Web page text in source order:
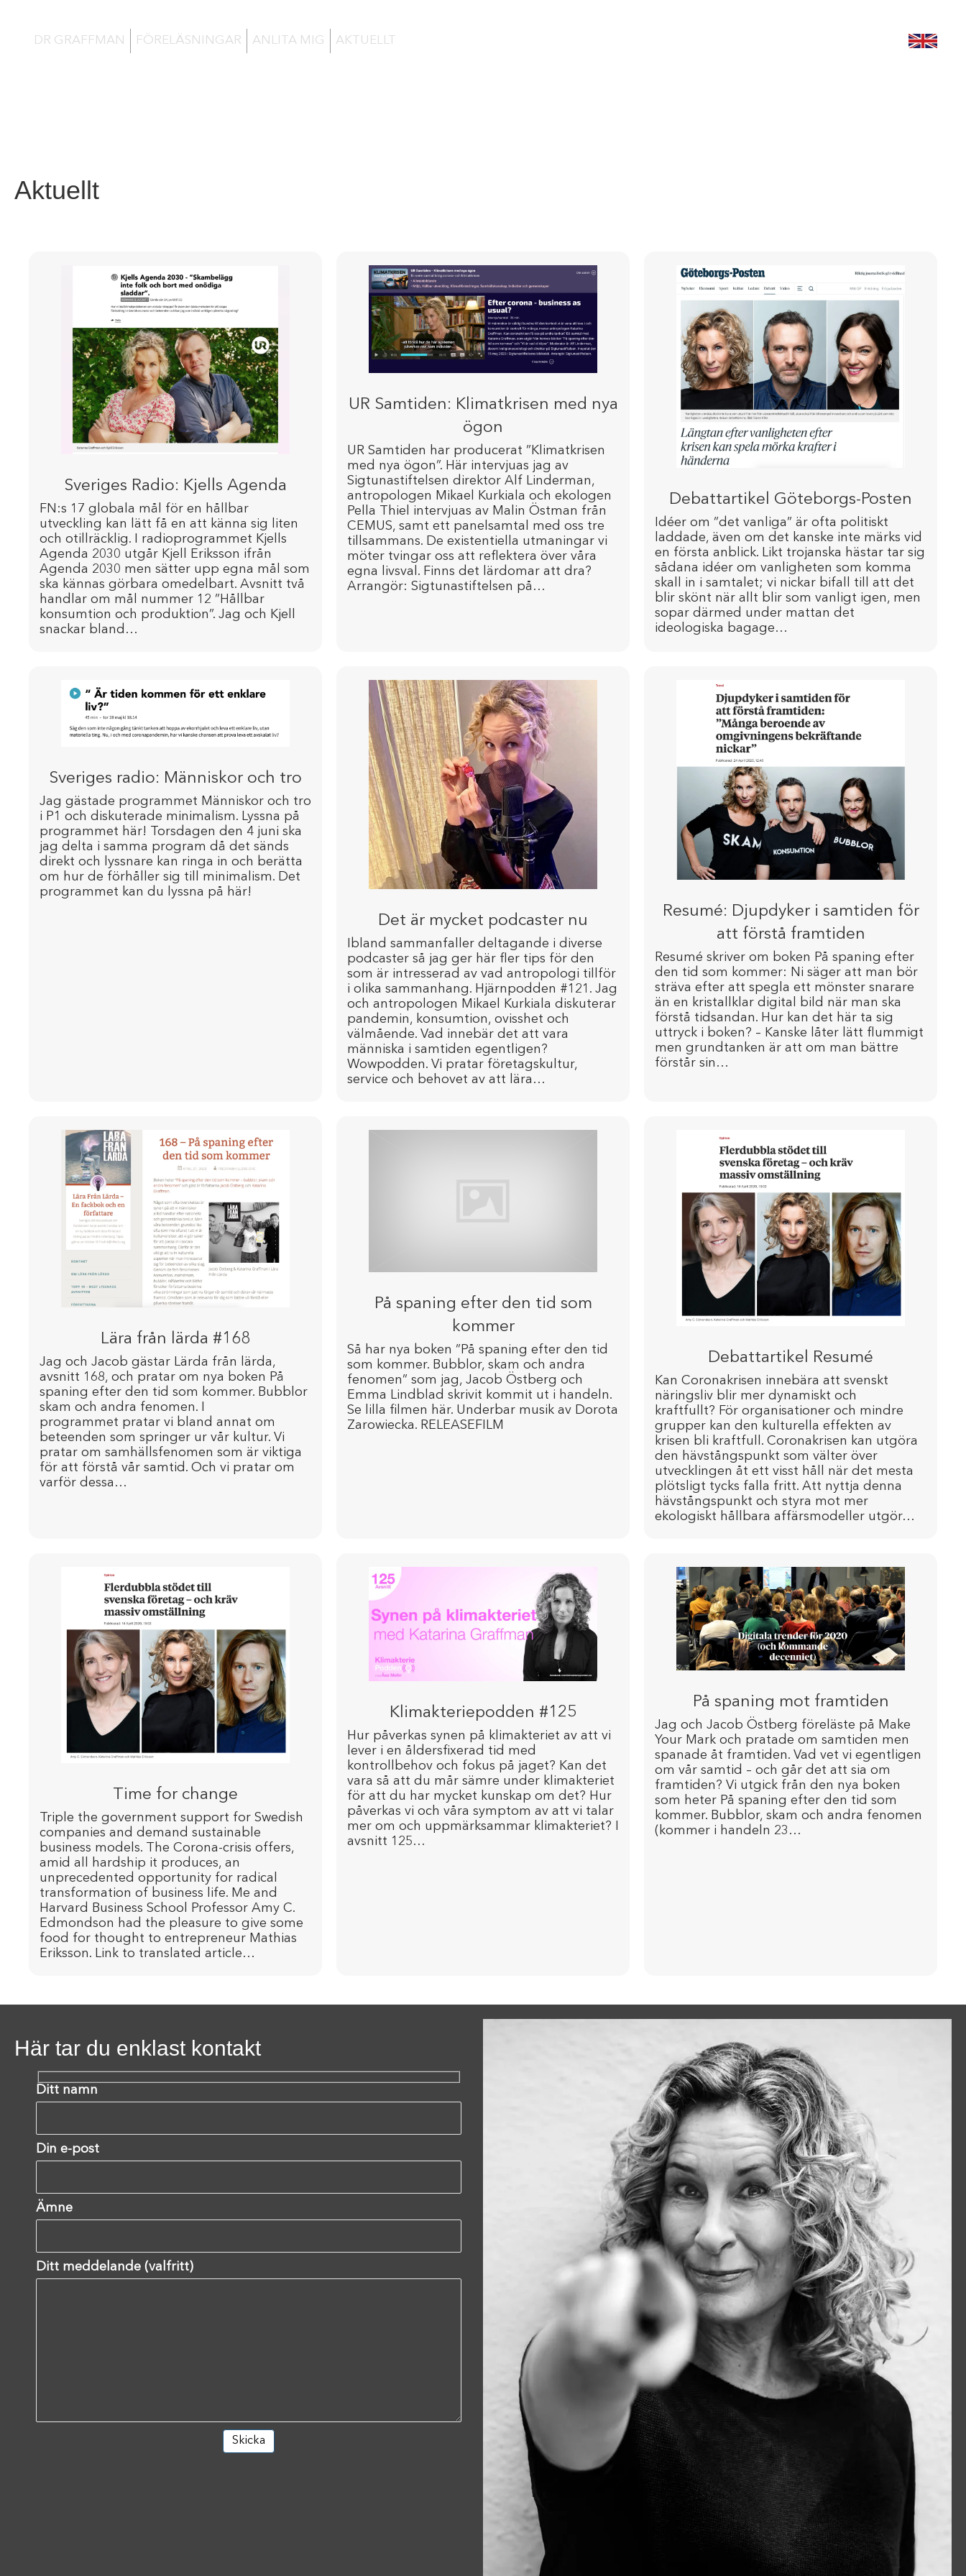
DR GRAFFMAN FÖRELÄSNINGAR ANLITA MIG AKTUELLT
Aktuellt
Sveriges Radio: Kjells Agenda
FN:s 17 globala mål för en hållbar
utveckling kan lätt få en att känna sig liten
och otillräcklig. I radioprogrammet Kjells
Agenda 2030 utgår Kjell Eriksson ifrån
Agenda 2030 men sätter upp egna mål som
ska kännas görbara omedelbart. Avsnitt två
handlar om mål nummer 12 ”Hållbar
konsumtion och produktion”. Jag och Kjell
snackar bland…
UR Samtiden: Klimatkrisen med nya
ögon
UR Samtiden har producerat ”Klimatkrisen
med nya ögon”. Här intervjuas jag av
Sigtunastiftelsen direktor Alf Linderman,
antropologen Mikael Kurkiala och ekologen
Pella Thiel intervjuas av Malin Östman från
CEMUS, samt ett panelsamtal med oss tre
tillsammans. De existentiella utmaningar vi
möter tvingar oss att reflektera över våra
egna livsval. Finns det lärdomar att dra?
Arrangör: Sigtunastiftelsen på…
Debattartikel Göteborgs-Posten
Idéer om ”det vanliga” är ofta politiskt
laddade, även om det kanske inte märks vid
en första anblick. Likt trojanska hästar tar sig
sådana idéer om vanligheten som komma
skall in i samtalet; vi nickar bifall till att det
blir skönt när allt blir som vanligt igen, men
sopar därmed under mattan det
ideologiska bagage…
Sveriges radio: Människor och tro
Jag gästade programmet Människor och tro
i P1 och diskuterade minimalism. Lyssna på
programmet här! Torsdagen den 4 juni ska
jag delta i samma program då det sänds
direkt och lyssnare kan ringa in och berätta
om hur de förhåller sig till minimalism. Det
programmet kan du lyssna på här!
Det är mycket podcaster nu
Ibland sammanfaller deltagande i diverse
podcaster så jag ger här fler tips för den
som är intresserad av vad antropologi tillför
i olika sammanhang. Hjärnpodden #121. Jag
och antropologen Mikael Kurkiala diskuterar
pandemin, konsumtion, ovisshet och
välmående. Vad innebär det att vara
människa i samtiden egentligen?
Wowpodden. Vi pratar företagskultur,
service och behovet av att lära…
Resumé: Djupdyker i samtiden för
att förstå framtiden
Resumé skriver om boken På spaning efter
den tid som kommer: Ni säger att man bör
sträva efter att spegla ett mönster snarare
än en kristallklar digital bild när man ska
förstå tidsandan. Hur kan det här ta sig
uttryck i boken? – Kanske låter lätt flummigt
men grundtanken är att om man bättre
förstår sin…
Lära från lärda #168
Jag och Jacob gästar Lärda från lärda,
avsnitt 168, och pratar om nya boken På
spaning efter den tid som kommer. Bubblor
skam och andra fenomen. I
programmet pratar vi bland annat om
beteenden som springer ur vår kultur. Vi
pratar om samhällsfenomen som är viktiga
för att förstå vår samtid. Och vi pratar om
varför dessa…
På spaning efter den tid som
kommer
Så har nya boken ”På spaning efter den tid
som kommer. Bubblor, skam och andra
fenomen” som jag, Jacob Östberg och
Emma Lindblad skrivit kommit ut i handeln.
Se lilla filmen här. Underbar musik av Dorota
Zarowiecka. RELEASEFILM
Debattartikel Resumé
Kan Coronakrisen innebära att svenskt
näringsliv blir mer dynamiskt och
kraftfullt? För organisationer och mindre
grupper kan den kulturella effekten av
krisen bli kraftfull. Coronakrisen kan utgöra
den hävstångspunkt som välter över
utvecklingen åt ett visst håll när det mesta
plötsligt tycks falla fritt. Att nyttja denna
hävstångspunkt och styra mot mer
ekologiskt hållbara affärsmodeller utgör…
Time for change
Triple the government support for Swedish
companies and demand sustainable
business models. The Corona-crisis offers,
amid all hardship it produces, an
unprecedented opportunity for radical
transformation of business life. Me and
Harvard Business School Professor Amy C.
Edmondson had the pleasure to give some
food for thought to entrepreneur Mathias
Eriksson. Link to translated article…
Klimakteriepodden #125
Hur påverkas synen på klimakteriet av att vi
lever i en åldersfixerad tid med
kontrollbehov och fokus på jaget? Kan det
vara så att du mår sämre under klimakteriet
för att du har mycket kunskap om det? Hur
påverkas vi och våra symptom av att vi talar
mer om och uppmärksammar klimakteriet? I
avsnitt 125…
På spaning mot framtiden
Jag och Jacob Östberg föreläste på Make
Your Mark och pratade om samtiden men
spanade åt framtiden. Vad vet vi egentligen
om vår samtid – och går det att sia om
framtiden? Vi utgick från den nya boken
som heter På spaning efter den tid som
kommer. Bubblor, skam och andra fenomen
(kommer i handeln 23…
Här tar du enklast kontakt
Ditt namn
Din e-post
Ämne
Ditt meddelande (valfritt)